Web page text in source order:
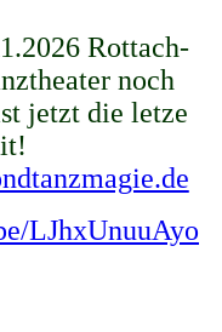
Rottach-
noch
jetzt die letze
LJhxUnuuAyo